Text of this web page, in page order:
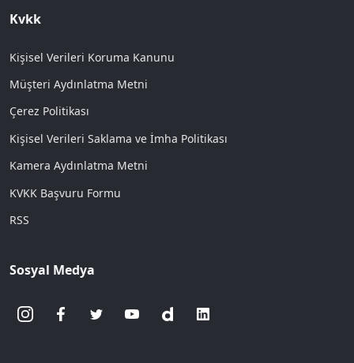
Kvkk
Kişisel Verileri Koruma Kanunu
Müşteri Aydınlatma Metni
Çerez Politikası
Kişisel Verileri Saklama ve İmha Politikası
Kamera Aydınlatma Metni
KVKK Başvuru Formu
RSS
Sosyal Medya